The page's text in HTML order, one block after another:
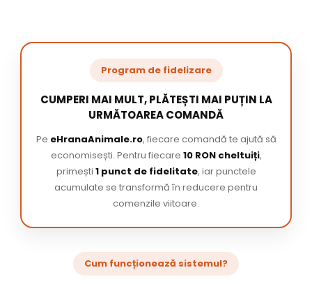
Program de fidelizare
CUMPERI MAI MULT, PLĂTEȘTI MAI PUȚIN LA
URMĂTOAREA COMANDĂ
Pe eHranaAnimale.ro, fiecare comandă te ajută să
economisești. Pentru fiecare 10 RON cheltuiți,
primești 1 punct de fidelitate, iar punctele
acumulate se transformă în reducere pentru
comenzile viitoare.
Cum funcționează sistemul?